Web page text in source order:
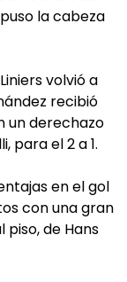
la cabeza
volvió a
recibió
un derechazo
para el 2 a 1.
en el gol
con una gran
piso, de Hans